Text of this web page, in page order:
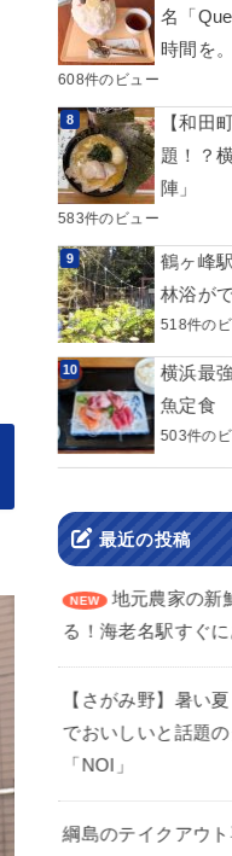
名「
時間を。
608件のビュー
【和田
題！？
陣」
583件のビュー
鶴ヶ峰
林浴が
518件の
横浜最
魚定食
503件の
最近の投稿
地元農家の新
る！海老名駅すぐ
【さがみ野】暑い
でおいしいと話題
「NOI」
綱島のテイクアウ